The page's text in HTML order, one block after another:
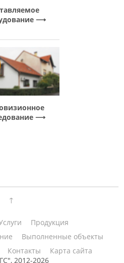
2012-2026
↑
Продукция
Выполненные объекты
Контакты Карта сайта